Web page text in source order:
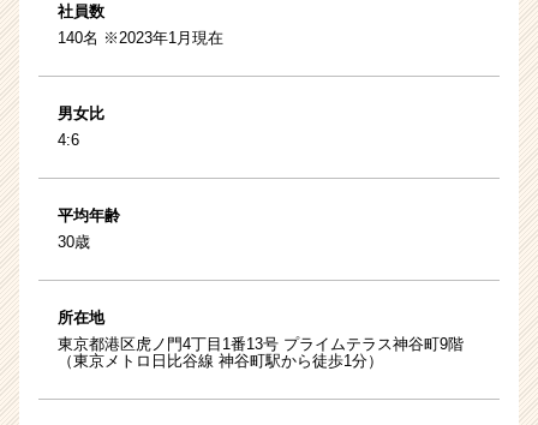
社員数
140名 ※2023年1月現在
男女比
4:6
平均年齢
30歳
所在地
東京都港区虎ノ門4丁目1番13号 プライムテラス神谷町9階
（東京メトロ日比谷線 神谷町駅から徒歩1分）